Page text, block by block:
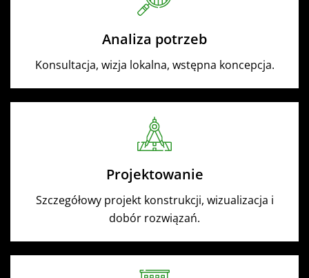
Analiza potrzeb
Konsultacja, wizja lokalna, wstępna koncepcja.
Projektowanie
Szczegółowy projekt konstrukcji, wizualizacja i
dobór rozwiązań.